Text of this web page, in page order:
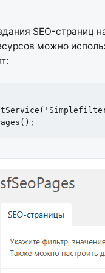
SEO-страниц
можно